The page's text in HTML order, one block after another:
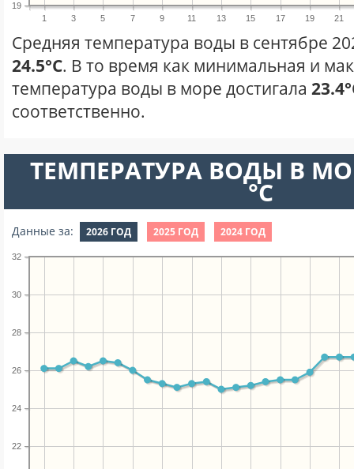
1 3 5 7 9 11 13 15 17 19 21
19
Средняя температура воды в сентябре
24.5°C. В то время как минимальная и
температура воды в море достигала
соответственно.
ТЕМПЕРАТУРА ВОДЫ В
°C
Данные за: 2026 ГОД 2025 ГОД 2024 ГОД
22
24
26
28
30
32